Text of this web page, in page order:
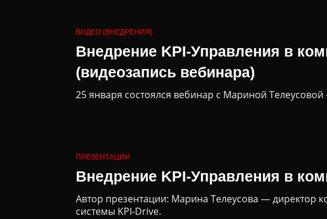
ВИДЕО (ВНЕДРЕНИЯ)
Внедрение KPI-Управления в
(видеозапись вебинара)
25 января состоялся вебинар с Мариной
ПРЕЗЕНТАЦИИ
Внедрение KPI-Управления в
Автор презентации: Марина Телеусова — директор
системы KPI-Drive.